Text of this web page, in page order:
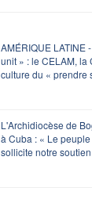
AMÉRIQUE LATINE
unit » : le CELAM, la
culture du « prendre
L'Archidiocèse de
à Cuba : « Le
sollicite notre